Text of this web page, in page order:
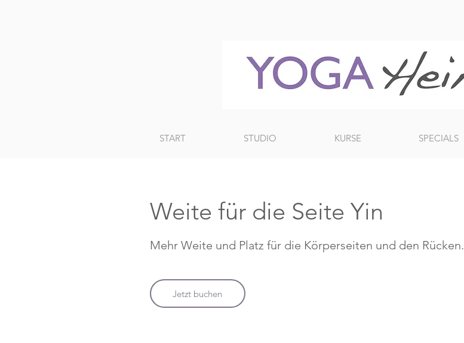
START STUDIO KURSE SPECIALS
Weite für die Seite Yin
Mehr Weite und Platz für die Körperseiten und den Rücken.
Jetzt buchen